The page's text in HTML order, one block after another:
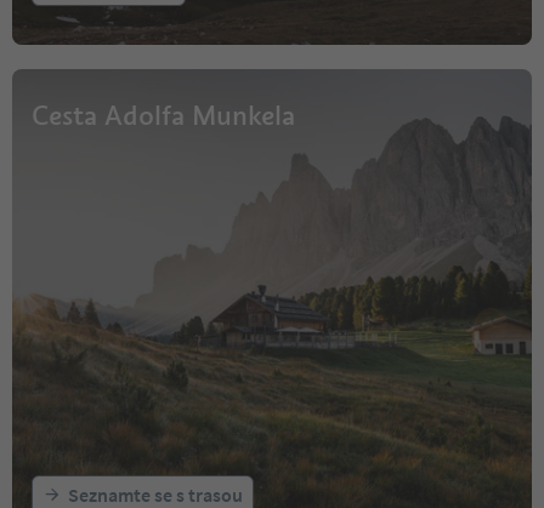
Cesta Adolfa Munkela
Seznamte se s trasou